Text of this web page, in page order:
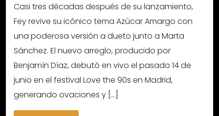
Casi tres décadas después de su lanzamiento,
Fey revive su icónico tema Azúcar Amargo con
una poderosa versión a dueto junto a Marta
Sánchez. El nuevo arreglo, producido por
Benjamín Díaz, debutó en vivo el pasado 14 de
junio en el festival Love the 90s en Madrid,
generando ovaciones y […]